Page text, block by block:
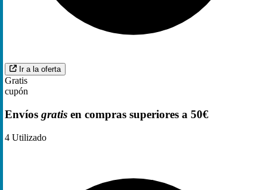
Ir a la oferta
Gratis
cupón
Envíos gratis en compras superiores a 50€
4 Utilizado